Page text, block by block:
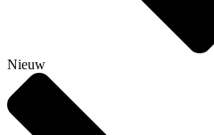
Nieuw